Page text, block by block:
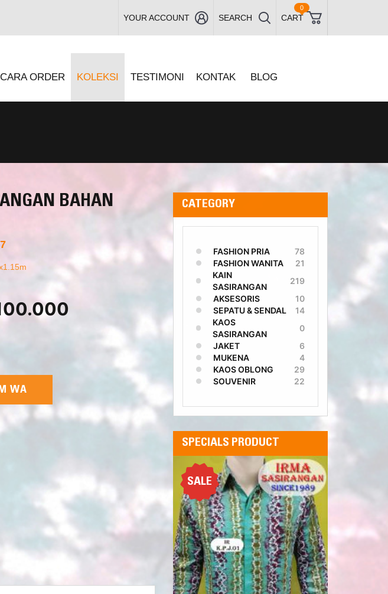
YOUR ACCOUNT SEARCH CART
0
CARA ORDER KOLEKSI TESTIMONI KONTAK BLOG
BAHAN
WA
CATEGORY
FASHION PRIA
78
FASHION WANITA
21
KAIN
SASIRANGAN
219
AKSESORIS
10
SEPATU & SENDAL
14
KAOS
SASIRANGAN
0
JAKET
6
MUKENA
4
KAOS OBLONG
29
SOUVENIR
22
SPECIALS PRODUCT
SALE